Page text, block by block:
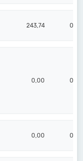
243,74 0,00
0,00 0,00
0,00 0,00